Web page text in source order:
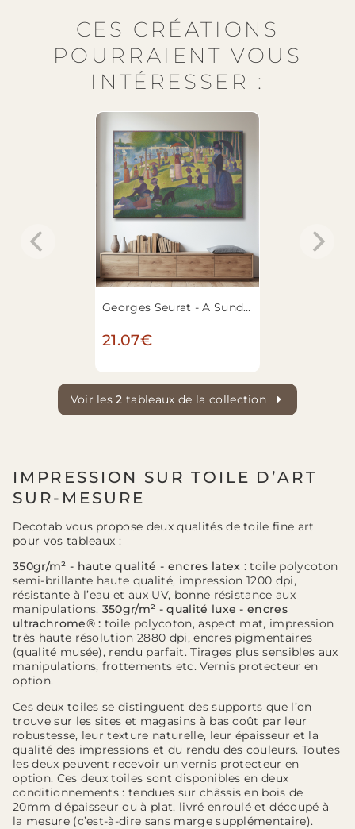
CES CRÉATIONS
POURRAIENT VOUS
INTÉRESSER :
Georges Seurat - A Sunday on La Grande Jatte — 1884
21.07€
Voir les2 tableaux de la collection
IMPRESSION SUR TOILE D’ART
SUR-MESURE
Decotab vous propose deux qualités de toile fine art
pour vos tableaux :
350gr/m² - haute qualité - encres latex : toile polycoton
semi-brillante haute qualité, impression 1200 dpi,
résistante à l’eau et aux UV, bonne résistance aux
manipulations. 350gr/m² - qualité luxe - encres
ultrachrome® : toile polycoton, aspect mat, impression
très haute résolution 2880 dpi, encres pigmentaires
(qualité musée), rendu parfait. Tirages plus sensibles aux
manipulations, frottements etc. Vernis protecteur en
option.
Ces deux toiles se distinguent des supports que l’on
trouve sur les sites et magasins à bas coût par leur
robustesse, leur texture naturelle, leur épaisseur et la
qualité des impressions et du rendu des couleurs. Toutes
les deux peuvent recevoir un vernis protecteur en
option. Ces deux toiles sont disponibles en deux
conditionnements : tendues sur châssis en bois de
20mm d'épaisseur ou à plat, livré enroulé et découpé à
la mesure (c’est-à-dire sans marge supplémentaire).